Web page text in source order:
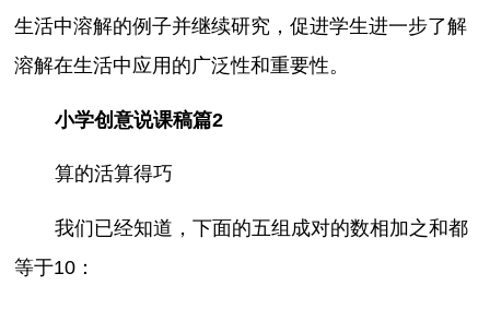
生活中溶解的例子并继续研究，促进学生进一步了解
溶解在生活中应用的广泛性和重要性。
小学创意说课稿篇2
算的活算得巧
我们已经知道，下面的五组成对的数相加之和都
等于10：